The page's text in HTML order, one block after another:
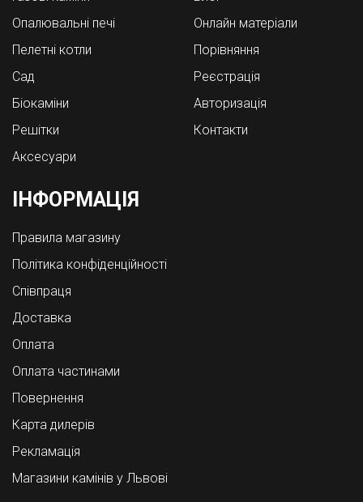
Опалювальні печі
Пелетні котли
Cад
Біокаміни
Решітки
Аксесуари
Онлайн матеріали
Порівняння
Реєстрація
Авторизація
Контакти
ІНФОРМАЦІЯ
Правила магазину
Політика конфіденційності
Співпраця
Доставка
Оплата
Оплата частинами
Повернення
Карта дилерів
Рекламація
Магазини камінів у Львові